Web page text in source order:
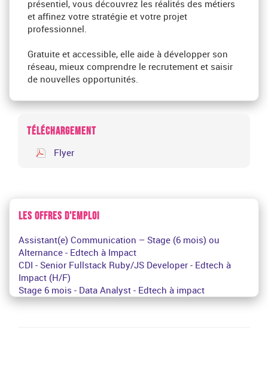
présentiel, vous découvrez les réalités des métiers
et affinez votre stratégie et votre projet
professionnel.
Gratuite et accessible, elle aide à développer son
réseau, mieux comprendre le recrutement et saisir
de nouvelles opportunités.
TÉLÉCHARGEMENT
Flyer
LES OFFRES D'EMPLOI
Assistant(e) Communication – Stage (6 mois) ou
Alternance - Edtech à Impact
CDI - Senior Fullstack Ruby/JS Developer - Edtech à
Impact (H/F)
Stage 6 mois - Data Analyst - Edtech à impact